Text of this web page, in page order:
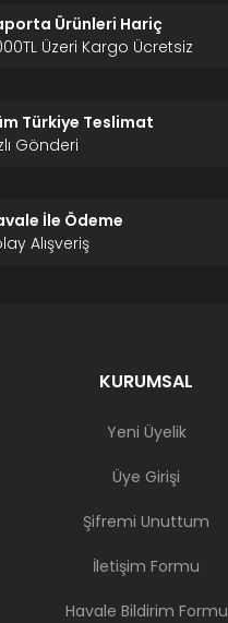
Ürünleri Hariç
Üzeri Kargo Ücretsiz
Türkiye Teslimat
Gönderi
İle Ödeme
Alışveriş
KURUMSAL
Yeni Üyelik
Üye Girişi
Şifremi Unuttum
İletişim Formu
Havale Bildirim Formu